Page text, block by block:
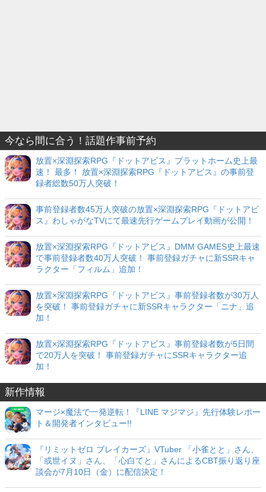
今なら間に合う！話題作事前予約
放置×深淵探索RPG『ドットアビス』プラットホーム史上最
速！ 最多！ 放置×深淵探索RPG『ドットアビス』の事前登
録者総数50万人突破！
事前登録者数45万人突破の放置×深淵探索RPG『ドットアビ
ス』わしゃがなTVにて最速先行ゲームプレイ動画が公開！
放置×深淵探索RPG『ドットアビス』DMM GAMES史上最速
で事前登録者数40万人突破！ 事前登録ガチャに新SSRキャ
ラクター「フィルム」追加！
放置×深淵探索RPG『ドットアビス』事前登録者数が30万人
を突破！ 事前登録ガチャに新SSRキャラクター「ニナ」追
加！
放置×深淵探索RPG『ドットアビス』事前登録者数が5日間
で20万人を突破！ 事前登録ガチャにSSRキャラクター追
加！
新作情報
マージ×魔法で一発逆転！『LINE マジマジ』先行体験レポー
ト＆開発者インタビュー!!
『リミットゼロ ブレイカーズ』VTuber 「小雀とと」さん、
「或世イヌ」さん、「心白てと」さんによるCBT振り返り座
談会が7月10日（金）に配信決定！